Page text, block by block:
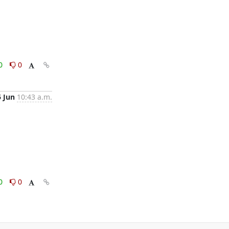
0
Jun 10:43 a.m.
0